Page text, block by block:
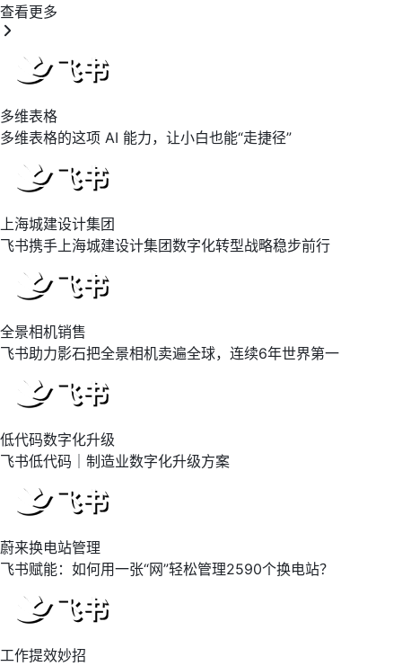
查看更多
多维表格
多维表格的这项 AI 能力，让小白也能“走捷径”
上海城建设计集团
飞书携手上海城建设计集团数字化转型战略稳步前行
全景相机销售
飞书助力影石把全景相机卖遍全球，连续6年世界第一
低代码数字化升级
飞书低代码｜制造业数字化升级方案
蔚来换电站管理
飞书赋能：如何用一张“网”轻松管理2590个换电站？
工作提效妙招